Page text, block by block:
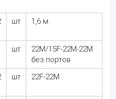
шт 1,6 м
шт
22М/15F-22М-22М
без портов
шт 22F-22М